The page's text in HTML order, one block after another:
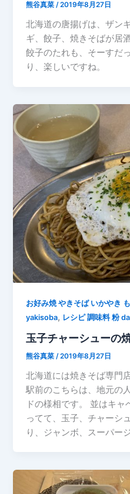
熊谷真菜/2019年8月27日
北海道の唐揚げは、ザン
ギ、餃子、焼きそばが居
餃子のたれも、そーすだ
り、楽しいですね。
お好み焼 やきそば いかやき
yakisoba, レシピ 調味料 粉
玉子チャーシューの
熊谷真菜 /2019年8月27日
北海道には焼きそば専門
駅前のこちらは、地元の
ドの様相です。 並はキ
ってて、玉子、チャーシ
り、ジャンボ、スーパー